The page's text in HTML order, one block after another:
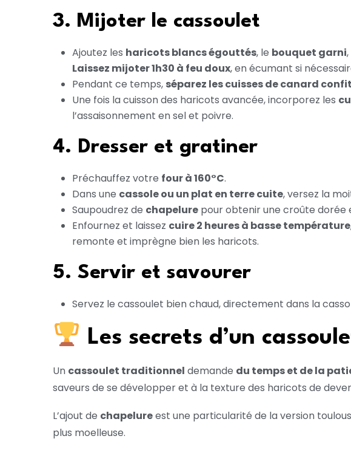
3. Mijoter le cassoulet
Ajoutez les haricots blancs égouttés, le bouquet garni
Laissez mijoter 1h30 à feu doux, en écumant si
Pendant ce temps, séparez les cuisses de canard
Une fois la cuisson des haricots avancée, incorporez les
l’assaisonnement en sel et poivre.
4. Dresser et gratiner
Préchauffez votre four à 160°C.
Dans une cassole ou un plat en terre cuite, versez la
Saupoudrez de chapelure pour obtenir une croûte
Enfournez et laissez cuire 2 heures à basse température
remonte et imprègne bien les haricots.
5. Servir et savourer
Servez le cassoulet bien chaud, directement dans la
Les secrets d’un
Un cassoulet traditionnel demande du temps et de la
saveurs de se développer et à la texture des haricots de
L’ajout de chapelureest une particularité de la version
plus moelleuse.